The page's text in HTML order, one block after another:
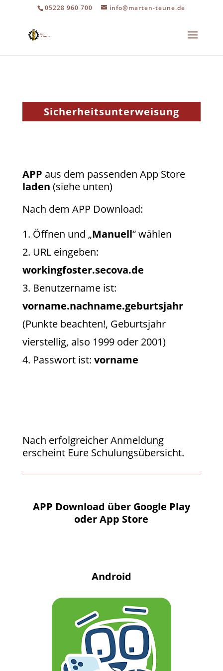
05228 960 700 info@marten-teune.de
Sicherheitsunterweisung
APP aus dem passenden App Store
laden (siehe unten)
Nach dem APP Download:
Öffnen und „Manuell“ wählen
URL eingeben:
workingfoster.secova.de
Benutzername ist:
vorname.nachname.geburtsjahr
(Punkte beachten!, Geburtsjahr
vierstellig, also 1999 oder 2001)
Passwort ist: vorname
Nach erfolgreicher Anmeldung
erscheint Eure Schulungsübersicht.
APP Download über Google Play
oder App Store
Android